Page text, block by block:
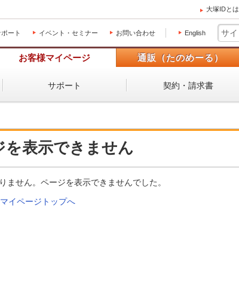
大塚IDとは
ート イベント・セミナー お問い合わせ English
お客様マイページ 通販（たのめーる）
サポート 契約・請求書
を表示できません
ません。ページを表示できませんでした。
イページトップへ